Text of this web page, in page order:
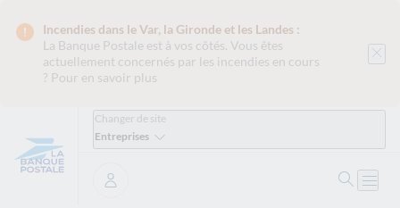
Incendies dans le Var, la Gironde et les Landes :
La Banque Postale est à vos côtés. Vous êtes
actuellement concernés par les incendies en cours
? Pour en savoir plus
Changer de site
Entreprises
Se connecter